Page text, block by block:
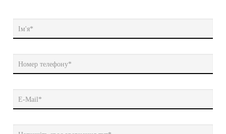
Ім'я*
Номер телефону*
E-Mail*